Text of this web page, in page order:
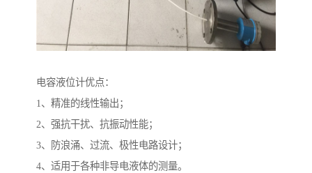
电容液位计优点：
1、精准的线性输出；
2、强抗干扰、抗振动性能；
3、防浪涌、过流、极性电路设计；
4、适用于各种非导电液体的测量。